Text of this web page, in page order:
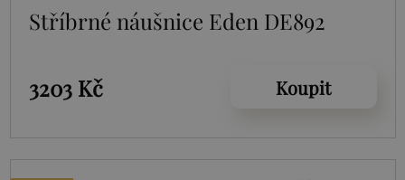
Stříbrné náušnice Eden DE892
3203 Kč Koupit